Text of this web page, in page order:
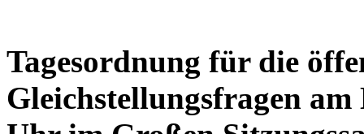
Tagesordnung für die
Gleichstellungsfragen